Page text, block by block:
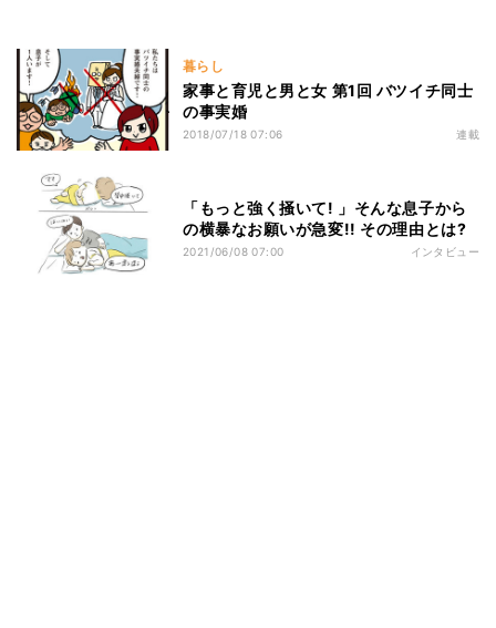
暮らし
家事と育児と男と女 第1回 バツイチ同士
の事実婚
2018/07/18 07:06 連載
「もっと強く掻いて! 」そんな息子から
の横暴なお願いが急変!! その理由とは?
2021/06/08 07:00 インタビュー